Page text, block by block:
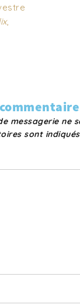
,
messagerie ne
sont